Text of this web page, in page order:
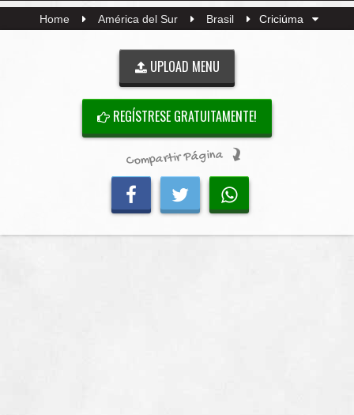
Home América del Sur Brasil Criciúma
UPLOAD MENU
REGÍSTRESE GRATUITAMENTE!
Compartir Página